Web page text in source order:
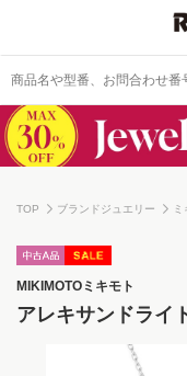
TOP ブランドジュエリー
MIKIMOTO ミキモト
アレキサンドライ